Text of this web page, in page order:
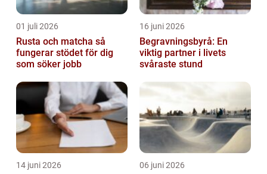
01 juli 2026
Rusta och matcha så
fungerar stödet för dig
som söker jobb
16 juni 2026
Begravningsbyrå: En
viktig partner i livets
svåraste stund
14 juni 2026 06 juni 2026